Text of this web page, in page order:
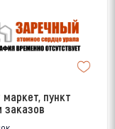
пункт
заказов